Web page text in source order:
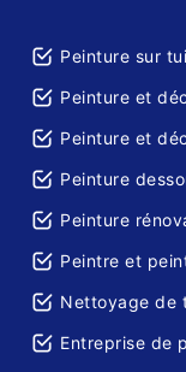
Peinture sur
Peinture et
Peinture et
Peinture
Peinture
Peintre et
Nettoyage de
Entreprise de